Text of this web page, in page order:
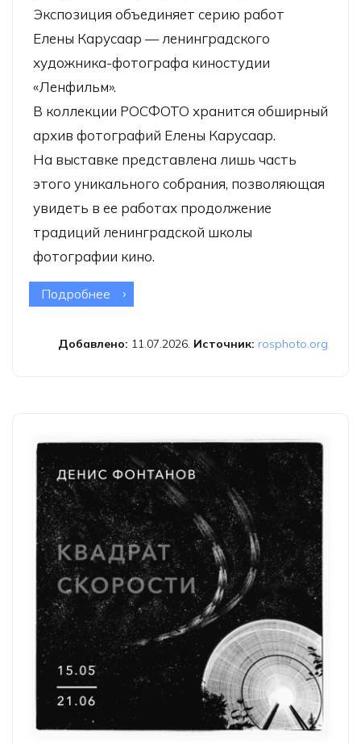
Экспозиция объединяет серию работ
Елены Карусаар — ленинградского
художника-фотографа киностудии
«Ленфильм».
В коллекции РОСФОТО хранится обширный
архив фотографий Елены Карусаар.
На выставке представлена лишь часть
этого уникального собрания, позволяющая
увидеть в ее работах продолжение
традиций ленинградской школы
фотографии кино.
Подробнее о Выставочный проект «Царская
Добавлено: 11.07.2026. Источник: rosphoto.org